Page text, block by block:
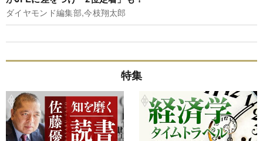
ダイヤモンド編集部,今枝翔太郎
特集